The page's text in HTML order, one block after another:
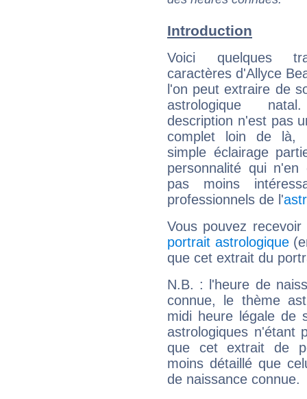
Introduction
Voici quelques
caractères d'Allyce
l'on peut extraire de
astrologique
description n'est pas
complet loin de là,
simple éclairage
personnalité qui n'en
pas moins
professionnels de l'
Vous pouvez
portrait astrologique
que cet extrait du
N.B. : l'heure de
connue, le thème
midi heure légale de
astrologiques n'étant
que cet extrait de
moins détaillé que
de naissance connue.